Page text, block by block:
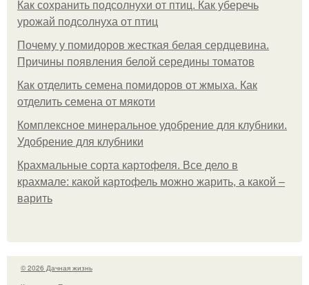
Как сохранить подсолнухи от птиц. Как уберечь
урожай подсолнуха от птиц
Почему у помидоров жесткая белая сердцевина.
Причины появления белой середины томатов
Как отделить семена помидоров от жмыха. Как
отделить семена от мякоти
Комплексное минеральное удобрение для клубники.
Удобрение для клубники
Крахмальные сорта картофеля. Все дело в
крахмале: какой картофель можно жарить, а какой –
варить
© 2026 Дачная жизнь